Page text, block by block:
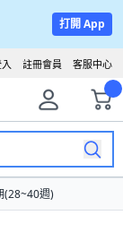
打開 App
客服中心
註冊會員
(28~40週)